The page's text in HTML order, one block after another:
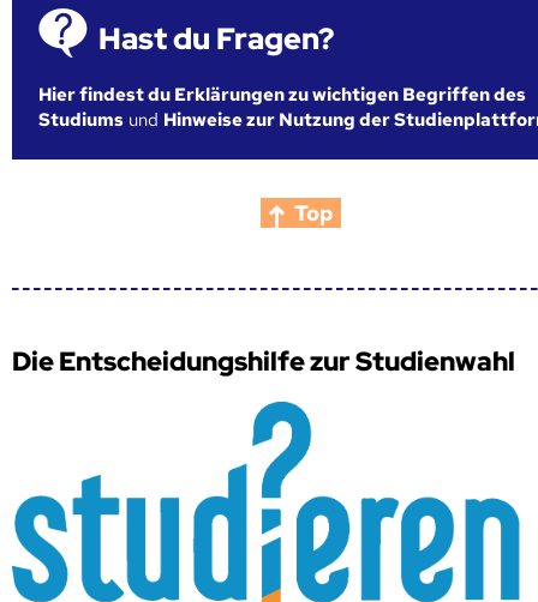
Hast du Fragen?
Hier findest du Erklärungen zu wichtigen Begriffen des
Studiums und Hinweise zur Nutzung der
Top
Die Entscheidungshilfe zur Studienwahl